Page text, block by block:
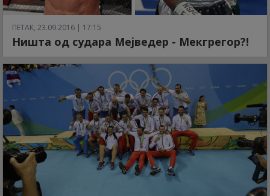
ПЕТАК, 23.09.2016 | 17:15
Ништа од судара Мејведер - Мекгрегор?!